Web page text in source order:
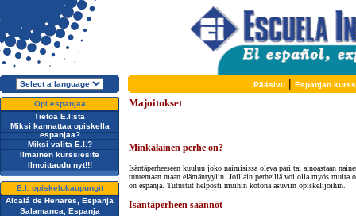
Pääsivu| Espanjan
Opi espanjaa
Tietoa E.I:stä
Miksi kannattaa opiskella
espanjaa?
Miksi valita E.I.?
Ilmainen kurssiesite
Ilmoittaudu nyt!!!
E.I. opiskelukaupungit
Alcalá de Henares, Espanja
Salamanca, Espanja
Majoitukset
Minkälainen perhe on?
Isäntäperheeseen kuuluu joko naimisissa oleva pari tai ainoastaan
tuntemaan maan elämäntyylin. Joillain perheillä voi olla myös muita
on espanja. Tutustut helposti muihin kotona asuviin opiskelijoihin.
Isäntäperheen säännöt